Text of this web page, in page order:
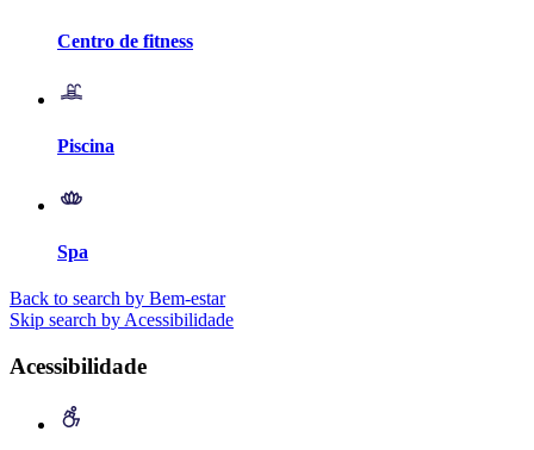
Centro de fitness
Piscina
Spa
Back to search by Bem-estar
Skip search by Acessibilidade
Acessibilidade